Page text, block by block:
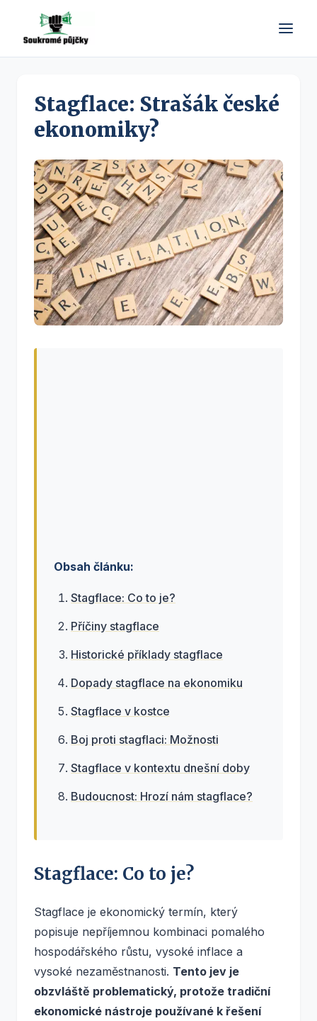
Stagflace: Strašák české
ekonomiky?
Obsah článku:
Stagflace: Co to je?
Příčiny stagflace
Historické příklady stagflace
Dopady stagflace na ekonomiku
Stagflace v kostce
Boj proti stagflaci: Možnosti
Stagflace v kontextu dnešní doby
Budoucnost: Hrozí nám stagflace?
Stagflace: Co to je?
Stagflace je ekonomický termín, který
popisuje nepříjemnou kombinaci pomalého
hospodářského růstu, vysoké inflace a
vysoké nezaměstnanosti. Tento jev je
obzvláště problematický, protože tradiční
ekonomické nástroje používané k řešení